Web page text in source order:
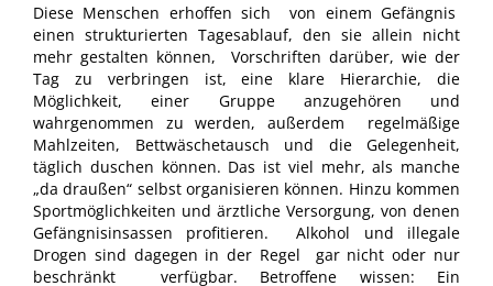
Diese Menschen erhoffen sich von einem Gefängnis
einen strukturierten Tagesablauf, den sie allein nicht
mehr gestalten können, Vorschriften darüber, wie der
Tag zu verbringen ist, eine klare Hierarchie, die
Möglichkeit, einer Gruppe anzugehören und
wahrgenommen zu werden, außerdem regelmäßige
Mahlzeiten, Bettwäschetausch und die Gelegenheit,
täglich duschen können. Das ist viel mehr, als manche
„da draußen“ selbst organisieren können. Hinzu kommen
Sportmöglichkeiten und ärztliche Versorgung, von denen
Gefängnisinsassen profitieren. Alkohol und illegale
Drogen sind dagegen in der Regel gar nicht oder nur
beschränkt verfügbar. Betroffene wissen: Ein